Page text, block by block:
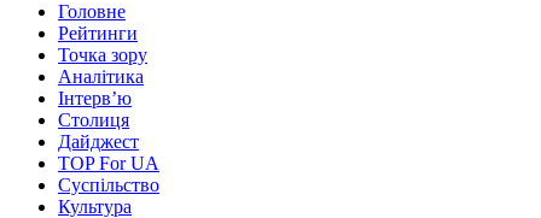
Головне
Рейтинги
Точка зору
Аналітика
Інтерв’ю
Столиця
Дайджест
TOP For UA
Суспiльство
Культура